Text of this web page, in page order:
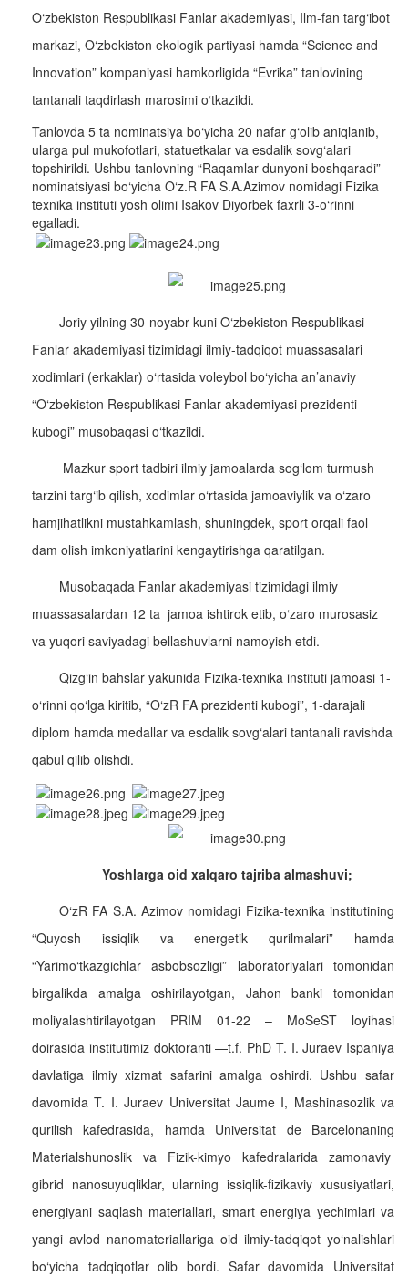
O‘zbekiston Respublikasi Fanlar akademiyasi, Ilm-fan targ‘ibot
markazi, O‘zbekiston ekologik partiyasi hamda “Science and
Innovation” kompaniyasi hamkorligida “Evrika” tanlovining
tantanali taqdirlash marosimi o‘tkazildi.
Tanlovda 5 ta nominatsiya bo‘yicha 20 nafar g‘olib aniqlanib,
ularga pul mukofotlari, statuetkalar va esdalik sovg‘alari
topshirildi. Ushbu tanlovning “Raqamlar dunyoni boshqaradi”
nominatsiyasi bo‘yicha O‘z.R FA S.A.Azimov nomidagi Fizika
texnika instituti yosh olimi Isakov Diyorbek faxrli 3-o‘rinni
egalladi.
Joriy yilning 30-noyabr kuni O‘zbekiston Respublikasi
Fanlar akademiyasi tizimidagi ilmiy-tadqiqot muassasalari
xodimlari (erkaklar) o‘rtasida voleybol bo‘yicha an’anaviy
“O‘zbekiston Respublikasi Fanlar akademiyasi prezidenti
kubogi” musobaqasi o‘tkazildi.
Mazkur sport tadbiri ilmiy jamoalarda sog‘lom turmush
tarzini targ‘ib qilish, xodimlar o‘rtasida jamoaviylik va o‘zaro
hamjihatlikni mustahkamlash, shuningdek, sport orqali faol
dam olish imkoniyatlarini kengaytirishga qaratilgan.
Musobaqada Fanlar akademiyasi tizimidagi ilmiy
muassasalardan 12 ta jamoa ishtirok etib, o‘zaro murosasiz
va yuqori saviyadagi bellashuvlarni namoyish etdi.
Qizg‘in bahslar yakunida Fizika-texnika instituti jamoasi 1-
o‘rinni qo‘lga kiritib, “O‘zR FA prezidenti kubogi”, 1-darajali
diplom hamda medallar va esdalik sovg‘alari tantanali ravishda
qabul qilib olishdi.
Yoshlarga oid xalqaro tajriba almashuvi;
O‘zR FA S.A. Azimov nomidagi Fizika-texnika institutining
“Quyosh issiqlik va energetik qurilmalari” hamda
“Yarimo‘tkazgichlar asbobsozligi” laboratoriyalari tomonidan
birgalikda amalga oshirilayotgan, Jahon banki tomonidan
moliyalashtirilayotgan PRIM 01-22 – MoSeST loyihasi
doirasida institutimiz doktoranti —t.f. PhD T. I. Juraev Ispaniya
davlatiga ilmiy xizmat safarini amalga oshirdi. Ushbu safar
davomida T. I. Juraev Universitat Jaume I, Mashinasozlik va
qurilish kafedrasida, hamda Universitat de Barcelonaning
Materialshunoslik va Fizik-kimyo kafedralarida zamonaviy
gibrid nanosuyuqliklar, ularning issiqlik-fizikaviy xususiyatlari,
energiyani saqlash materiallari, smart energiya yechimlari va
yangi avlod nanomateriallariga oid ilmiy-tadqiqot yo‘nalishlari
bo‘yicha tadqiqotlar olib bordi. Safar davomida Universitat